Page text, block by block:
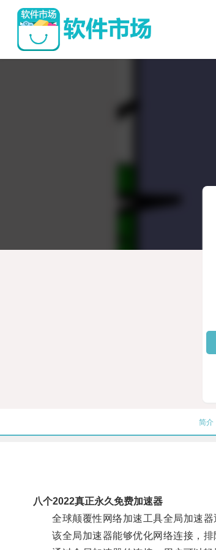
简介
八个2022真正永久免费加速器
全球颠覆性网络加速工具全局加速器
该全局加速器能够优化网络连接，排